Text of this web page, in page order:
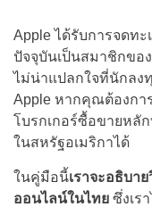
Apple ได้รับการจดท
ปัจจุบันเป็นสมาชิกของ
ไม่น่าแปลกใจที่นักลง
Apple หากคุณต้องกา
โบรกเกอร์ซื้อขายหลั
ในสหรัฐอเมริกาได้
ในคู่มือนี้เราจะอธิบาย
ออนไลน์ในไทย ซึ่งเร